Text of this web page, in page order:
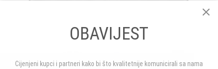
GREE Airy GWH12AVCXD – zidni inverter komplet ~ 3,5 kW
OBAVIJEST
Cijenjeni kupci i partneri kako bi što kvalitetnije komunicirali sa nama